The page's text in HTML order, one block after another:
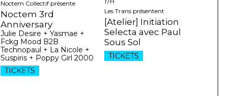
Noctem Collectif présente
Noctem 3rd
Anniversary
Julie Desire + Yasmae +
Fckg Mood B2B
Technopaul + La Nicole +
Suspiris + Poppy Girl 2000
TICKETS
Les Trans présentent
[Atelier] Initiation
Selecta avec Paul
Sous Sol
TICKETS